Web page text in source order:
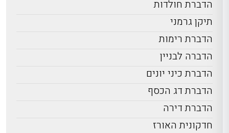
הדברת חולדות
תיקן גרמני
הדברת רימות
הדברה לבניין
הדברת כיני יונים
הדברת דג הכסף
הדברת דירה
חדקונית האורז